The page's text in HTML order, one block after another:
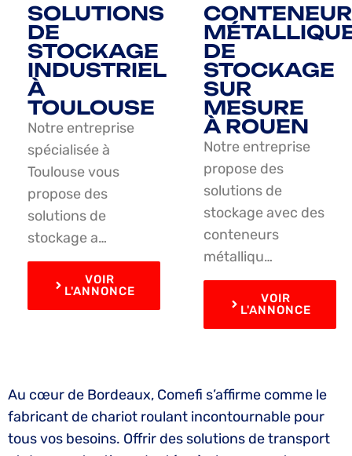
SOLUTIONS
DE
STOCKAGE
INDUSTRIEL
À
TOULOUSE
Notre entreprise
spécialisée à
Toulouse vous
propose des
solutions de
stockage a…
VOIR
L'ANNONCE
DE
STOCKAGE
SUR
MESURE
À ROUEN
Notre entreprise
propose des
solutions de
stockage avec des
conteneurs
métalliqu…
VOIR
L'ANNONCE
Au cœur de Bordeaux, Comefi s’affirme comme le
fabricant de chariot roulant incontournable pour
tous vos besoins. Offrir des solutions de transport